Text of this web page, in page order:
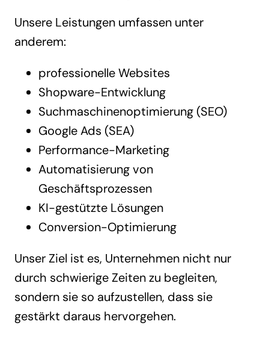
Unsere Leistungen umfassen unter
anderem:
professionelle Websites
Shopware-Entwicklung
Suchmaschinenoptimierung (SEO)
Google Ads (SEA)
Performance-Marketing
Automatisierung von
Geschäftsprozessen
KI-gestützte Lösungen
Conversion-Optimierung
Unser Ziel ist es, Unternehmen nicht nur
durch schwierige Zeiten zu begleiten,
sondern sie so aufzustellen, dass sie
gestärkt daraus hervorgehen.